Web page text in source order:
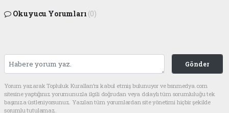
Okuyucu Yorumları (0)
Gönder
Yorum yazarak Topluluk Kuralları’nı kabul etmiş bulunuyor ve bsnmedya.com
sitesine yaptığınız yorumunuzla ilgili doğrudan veya dolaylı tüm sorumluluğu tek
başınıza üstleniyorsunuz. Yazılan tüm yorumlardan site yönetimi hiçbir şekilde
sorumlu tutulamaz.